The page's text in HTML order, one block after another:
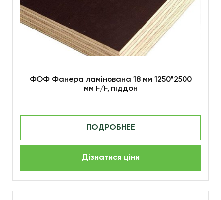
ФОФ Фанера ламінована 18 мм 1250*2500
мм F/F, піддон
ПОДРОБНЕЕ
Дізнатися ціни